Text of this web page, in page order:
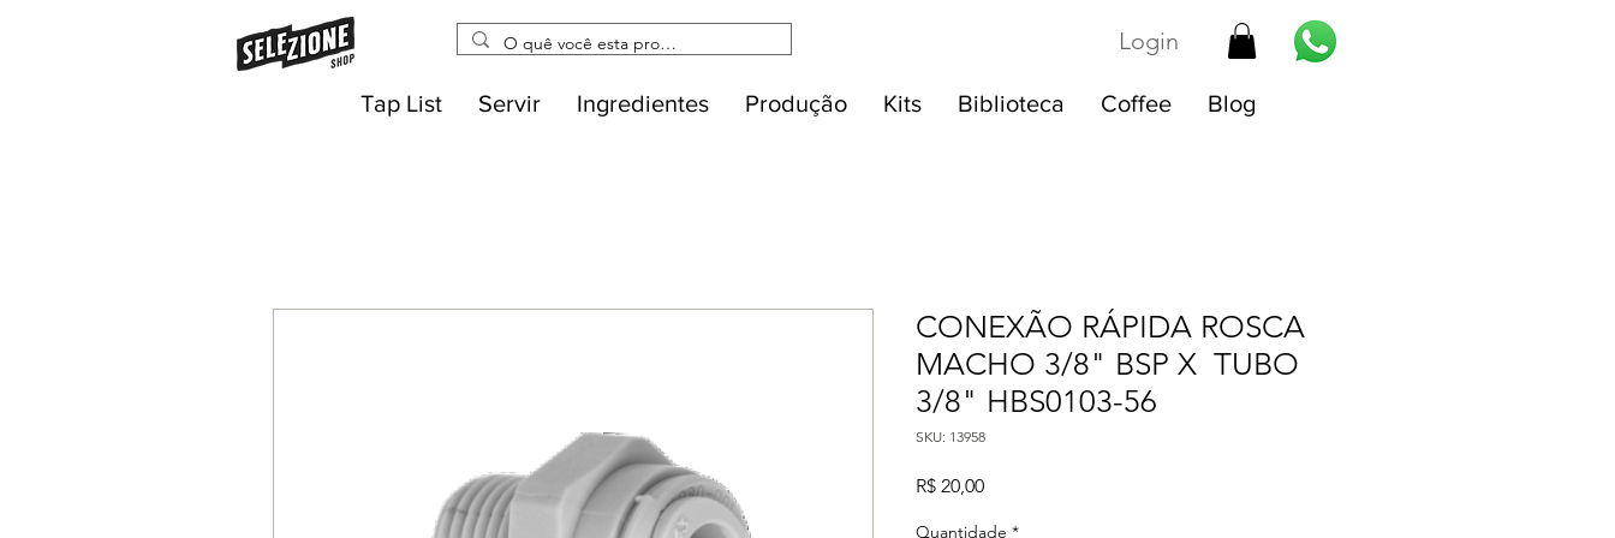
Login
Tap List Servir Ingredientes Produção Kits Biblioteca Coffee Blog
CONEXÃO RÁPIDA ROSCA
MACHO 3/8" BSP X TUBO
3/8" HBS0103-56
SKU: 13958
R$ 20,00Preço
Quantidade *